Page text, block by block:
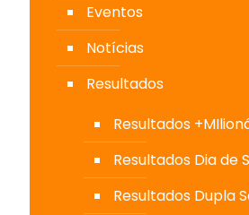
Eventos
Notícias
Resultados
Resultados
Resultados Dia de
Resultados Dupla